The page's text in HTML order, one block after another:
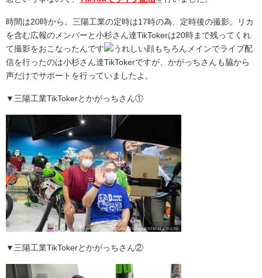
時間は20時から。三陽工業の定時は17時の為、定時後の撮影。リカ
を含む広報のメンバーと小杉さん達TikTokerは20時まで残ってくれ
て撮影をおこなったんです
もちろんメインでライブ配
信を行ったのは小杉さん達TikTokerですが、かがっちさんも脇から
声だけでサポートを行っていましたよ。
▼三陽工業TikTokerとかがっちさん①
▼三陽工業TikTokerとかがっちさん②